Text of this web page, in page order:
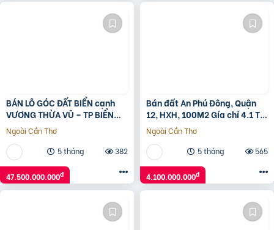
BÁN LÔ GÓC ĐẤT BIỂN cạnh
VƯƠNG THỪA VŨ – TP BIỂN
MIAMI CHÂU Á
Ngoài Cần Thơ
5 tháng
382
47.500.000.000đ
Bán đất An Phú Đông, Quận
12, HXH, 100M2 Gía chỉ 4.1 Tỷ
TL
Ngoài Cần Thơ
5 tháng
565
4.100.000.000đ